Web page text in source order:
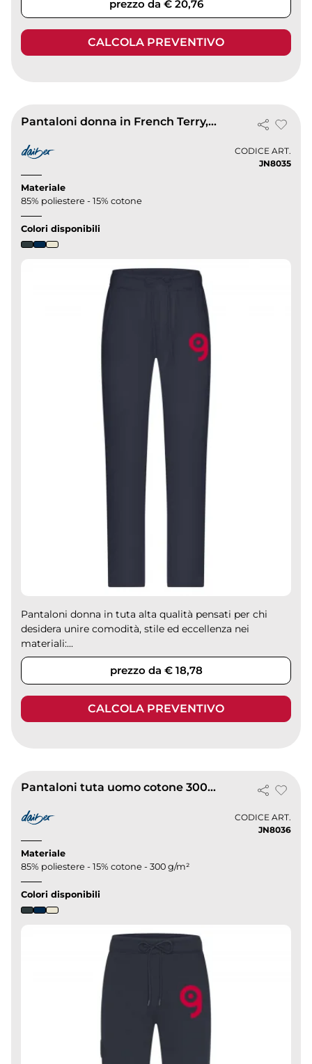
prezzo da € 20,76
CALCOLA PREVENTIVO
Pantaloni donna in French Terry, cotone premium
CODICE ART.
JN8035
Materiale
85% poliestere - 15% cotone
Colori disponibili
Pantaloni donna in tuta alta qualità pensati per chi
desidera unire comodità, stile ed eccellenza nei
materiali:...
prezzo da € 18,78
CALCOLA PREVENTIVO
Pantaloni tuta uomo cotone 300g, cargo
CODICE ART.
JN8036
Materiale
85% poliestere - 15% cotone - 300 g/m²
Colori disponibili